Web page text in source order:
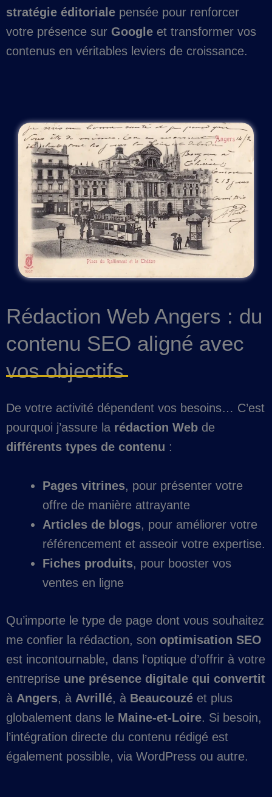
stratégie éditoriale pensée pour renforcer
votre présence sur Google et transformer vos
contenus en véritables leviers de croissance.
Rédaction Web Angers : du
contenu SEO aligné avec
vos objectifs
De votre activité dépendent vos besoins… C’est
pourquoi j’assure la rédaction Web de
différents types de contenu :
Pages vitrines, pour présenter votre
offre de manière attrayante
Articles de blogs, pour améliorer votre
référencement et asseoir votre expertise.
Fiches produits, pour booster vos
ventes en ligne
Qu’importe le type de page dont vous souhaitez
me confier la rédaction, son optimisation SEO
est incontournable, dans l’optique d’offrir à votre
entreprise une présence digitale qui convertit
à Angers, à Avrillé, à Beaucouzé et plus
globalement dans le Maine-et-Loire. Si besoin,
l’intégration directe du contenu rédigé est
également possible, via WordPress ou autre.